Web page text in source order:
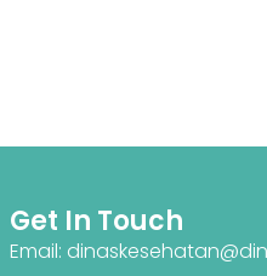
Get In Touch
Email: